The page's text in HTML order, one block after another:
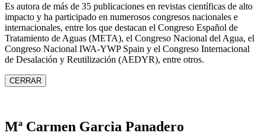
Es autora de más de 35 publicaciones en revistas científicas de alto
impacto y ha participado en numerosos congresos nacionales e
internacionales, entre los que destacan el Congreso Español de
Tratamiento de Aguas (META), el Congreso Nacional del Agua, el
Congreso Nacional IWA‑YWP Spain y el Congreso Internacional
de Desalación y Reutilización (AEDYR), entre otros.
CERRAR
Mª Carmen Garcia Panadero